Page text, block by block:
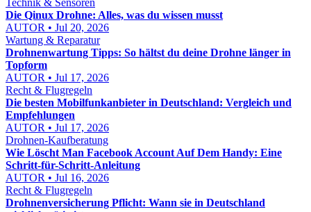
Technik & Sensoren
Die Qinux Drohne: Alles, was du wissen musst
AUTOR • Jul 20, 2026
Wartung & Reparatur
Drohnenwartung Tipps: So hältst du deine Drohne länger in
Topform
AUTOR • Jul 17, 2026
Recht & Flugregeln
Die besten Mobilfunkanbieter in Deutschland: Vergleich und
Empfehlungen
AUTOR • Jul 17, 2026
Drohnen-Kaufberatung
Wie Löscht Man Facebook Account Auf Dem Handy: Eine
Schritt-für-Schritt-Anleitung
AUTOR • Jul 16, 2026
Recht & Flugregeln
Drohnenversicherung Pflicht: Wann sie in Deutschland